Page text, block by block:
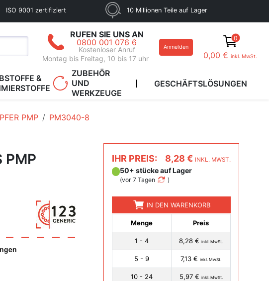
ISO 9001 zertifiziert 10 Millionen Teile auf Lager
RUFEN SIE UNS AN
0800 001 076 6
Kostenloser Anruf
Montag bis Freitag, 10 bis 17 uhr
Anmelden
0
0,00 € inkl. MwSt.
&
ZUBEHÖR
UND
WERKZEUGE
GESCHÄFTSLÖSUNGEN
PMP PM3040-8
PMP IHR PREIS: 8,28 € INKL. MWST.
50+ stücke auf Lager
(vor 7 Tagen )
IN DEN WARENKORB
Menge Preis
1 - 4 8,28 € inkl. MwSt.
5 - 9 7,13 € inkl. MwSt.
10 - 24 5,97 € inkl. MwSt.